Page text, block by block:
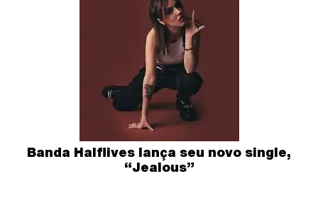
Banda Halflives lança seu novo single,
“Jealous”